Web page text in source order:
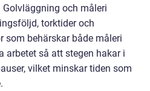
och måleri
torktider och
som behärskar både måleri
arbetet så att stegen hakar i
vilket minskar tiden som